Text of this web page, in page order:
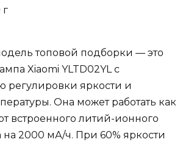
топовой подборки — это
Xiaomi YLTD02YL с
регулировки яркости и
Она может работать как
встроенного литий-ионного
на 2000 мА/ч. При 60% яркости